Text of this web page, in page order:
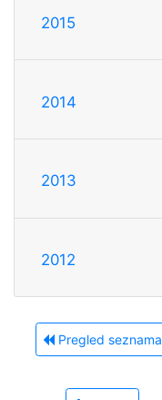
2015
2014
2013
2012
Pregled seznama